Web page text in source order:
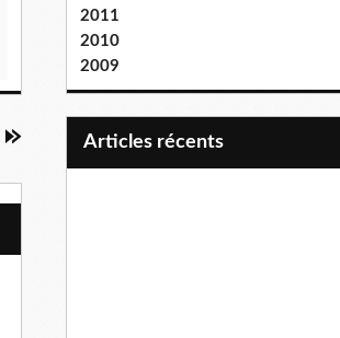
2011
2010
2009
articles récents